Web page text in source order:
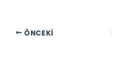
ÖNCEKI